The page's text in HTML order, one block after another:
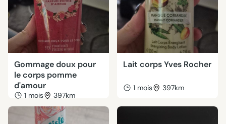
Gommage doux pour
le corps pomme
d'amour
1 mois 397km
Lait corps Yves Rocher
1 mois 397km